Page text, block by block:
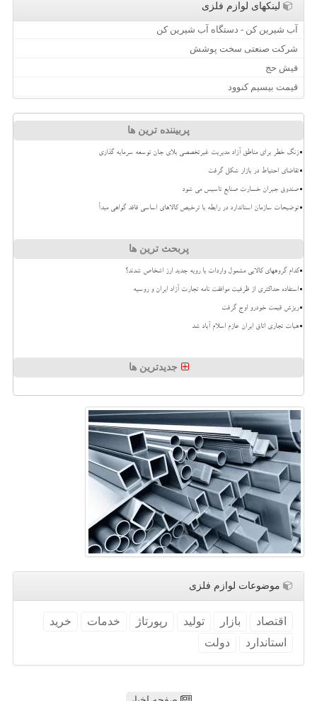
لینکهای لوازم فلزی
آب شیرین کن - دستگاه آب شیرین کن
شرکت صنعتی سخت پوشش
فیش حج
قیمت بیسیم کنوود
پربیننده ترین ها
زنگ خطر برای مناطق آزاد مدیریت غیرتخصصی بلای جان توسعه سرمایه گذاری
تقاضای احتیاط در بازار شکل گرفت
صندوق جبران خسارت صنایع تاسیس می شود
توضیحات سازمان استاندارد در رابطه با ترخیص کالاهای اساسی فاقد گواهی مبدأ
پربحث ترین ها
کدام گروههای کالایی مشمول واردات با رویه جدید ارز اشخاص شدند؟
استفاده حداکثری از ظرفیت موافقت نامه تجارت آزاد ایران و روسیه
ریزش قیمت خودرو اوج گرفت
هیات تجاری اتاق ایران عازم اسلام آباد شد
جدیدترین ها
موضوعات لوازم فلزی
اقتصاد بازار تولید رپورتاژ خدمات
خرید
استاندارد
دولت